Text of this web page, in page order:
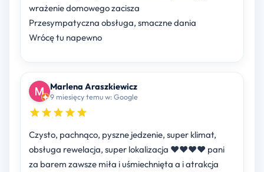
wrażenie domowego zacisza
Przesympatyczna obsługa, smaczne dania
Wrócę tu napewno
Marlena Araszkiewicz
9 miesięcy temu w: Google
Czysto, pachnąco, pyszne jedzenie, super klimat,
obsługa rewelacja, super lokalizacja ❤️❤️❤️❤️ pani
za barem zawsze miła i uśmiechnięta a i atrakcja